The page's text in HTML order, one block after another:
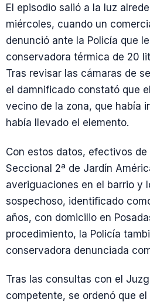
El episodio salió a la luz
miércoles, cuando un
denunció ante la Policía que
conservadora térmica de 20
Tras revisar las cámaras de
el damnificado constató que
vecino de la zona, que había
había llevado el elemento.
Con estos datos, efectivos de
Seccional 2ª de Jardín
averiguaciones en el barrio y
sospechoso, identificado
años, con domicilio en
procedimiento, la Policía
conservadora denunciada
Tras las consultas con el
competente, se ordenó que